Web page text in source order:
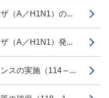
（A／H1N1）の...
（A／H1N1）発...
スの実施（114～...